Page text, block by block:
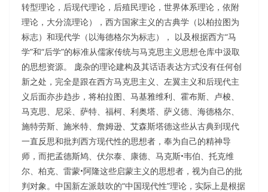
转型理论，后现代理论，后殖民理论，世界体系理论，依附
理论，大分流理论），西方国家主义的古典学（以柏拉图为
标志）和现代学（以海德格尔为标志）， 以及根据西方“马
学”和“后学”的标准从儒家传统与马克思主义思想仓库中汲取
的思想资源。 庞杂的理论建构及其话语表达方式没有任何创
新之处，完全是跟在西方马克思主义、左翼主义和后现代主
义后面亦步趋步，将柏拉图、马基雅维利、霍布斯、卢梭、
马克思、尼采、萨特、福柯、利奥塔、萨义德、海德格尔、
施特劳斯、施米特、詹姆逊、艾森斯塔德这些从古典到现代
一直反思和批判西方现代性的思想者，奉为自己的精神导
师，而把孟德斯鸠、伏尔泰、康德、马克斯•韦伯、托克维
尔、柏克、雷蒙•阿隆这些启蒙主义的思想者，视为自己的批
判对象。中国新左派鼓吹的“中国现代性”理论，实际上是根据